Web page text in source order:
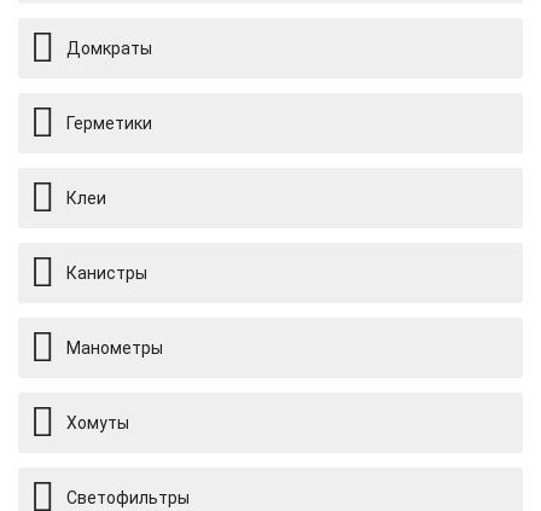
Домкраты
Герметики
Клеи
Канистры
Манометры
Хомуты
Светофильтры